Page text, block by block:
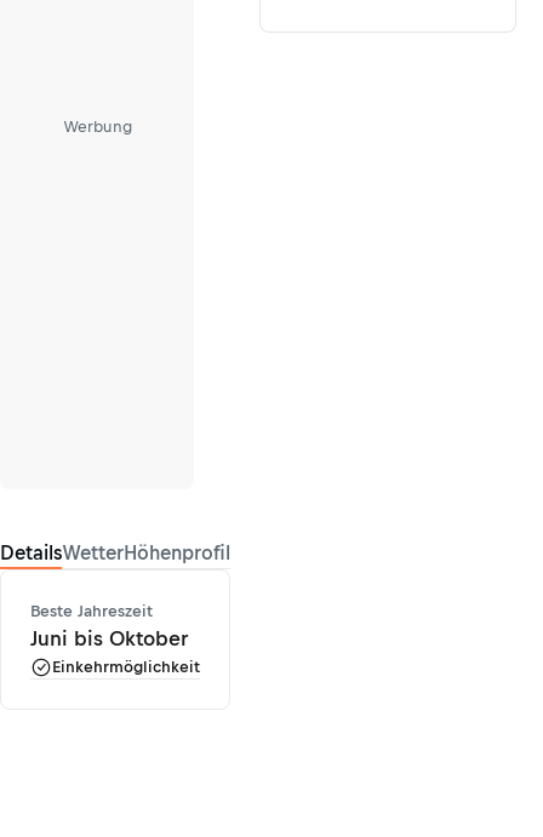
Werbung
DetailsWetterHöhenprofil
Beste Jahreszeit
Juni bis Oktober
Einkehrmöglichkeit